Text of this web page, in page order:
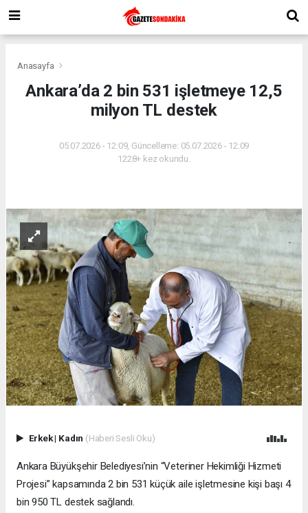
Anasayfa
Ankara’da 2 bin 531 işletmeye 12,5
milyon TL destek
05.07.2026 - 12:09, Güncelleme: 05.07.2026 - 12:09
1228+ kez okundu.
Erkek| Kadın (Haberi Sesli Oku)
Ankara Büyükşehir Belediyesi’nin “Veteriner Hekimliği Hizmeti
Projesi” kapsamında 2 bin 531 küçük aile işletmesine kişi başı 4
bin 950 TL destek sağlandı.